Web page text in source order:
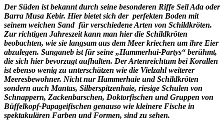
Der Süden ist bekannt durch seine besonderen Riffe Seil Ada oder
Barra Musa Kebir. Hier bietet sich der perfekten Boden mit
seinem weichen Sand für verschiedene Arten von Schildkröten.
Zur richtigen Jahreszeit kann man hier die Schildkröten
beobachten, wie sie langsam aus dem Meer kriechen um ihre Eier
abzulegen. Sanganeb ist für seine „Hammerhai-Partys“ berühmt,
die sich hier bevorzugt aufhalten. Der Artenreichtum bei Korallen
ist ebenso wenig zu unterschätzen wie die Vielzahl weiterer
Meeresbewohner. Nicht nur Hammerhaie und Schildkröten
sondern auch Mantas, Silberspitzenhaie, riesige Schulen von
Schnappern, Zackenbarschen, Doktorfischen und Gruppen von
Büffelkopf-Papageifischen genauso wie kleinere Fische in
spektakulären Farben und Formen, sind zu sehen.